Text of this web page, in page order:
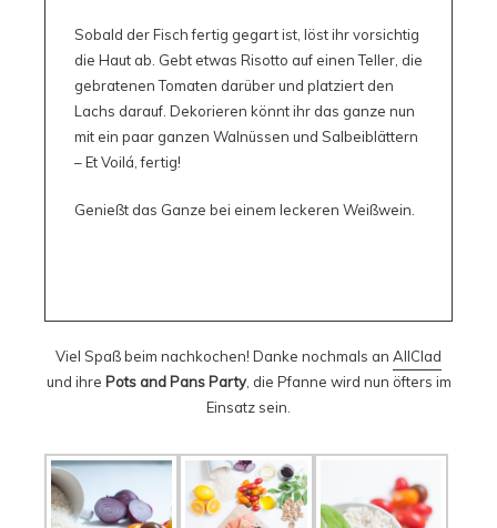
Sobald der Fisch fertig gegart ist, löst ihr vorsichtig
die Haut ab. Gebt etwas Risotto auf einen Teller, die
gebratenen Tomaten darüber und platziert den
Lachs darauf. Dekorieren könnt ihr das ganze nun
mit ein paar ganzen Walnüssen und Salbeiblättern
– Et Voilá, fertig!
Genießt das Ganze bei einem leckeren Weißwein.
Viel Spaß beim nachkochen! Danke nochmals an AllClad
und ihre Pots and Pans Party, die Pfanne wird nun öfters im
Einsatz sein.